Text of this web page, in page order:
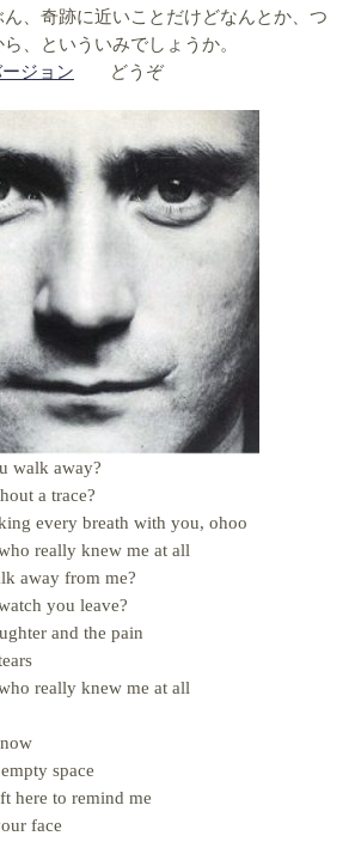
ん、奇跡に近いことだけどなんとか、つ
、といういみでしょうか。
ジョン どうぞ
walk away?
a trace?
every breath with you, ohoo
really knew me at all
away from me?
you leave?
and the pain
really knew me at all
space
here to remind me
face